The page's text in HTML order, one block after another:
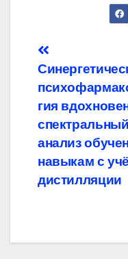
по
записям
гия
спектральный
анализ
навыкам с
дистилляции